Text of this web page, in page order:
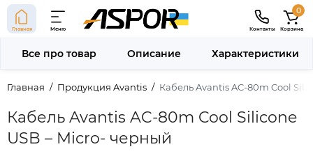
Главная Меню Контакты
0
Корзина
Главная Продукция Avantis Кабель Avantis AC-80m Cool
Кабель Avantis AC-80m Cool Silicone
USB – Micro- черный
Все про товар Описание Характеристики